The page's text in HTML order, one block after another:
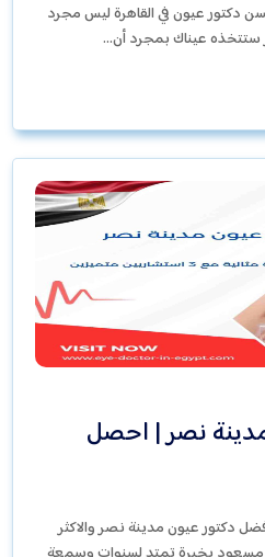
دكتور عيون في القاهرة ليس مجرد
ستتخذه عيناك بمجرد أن…
نصر | احصل
دكتور عيون مدينة نصر والاكثر